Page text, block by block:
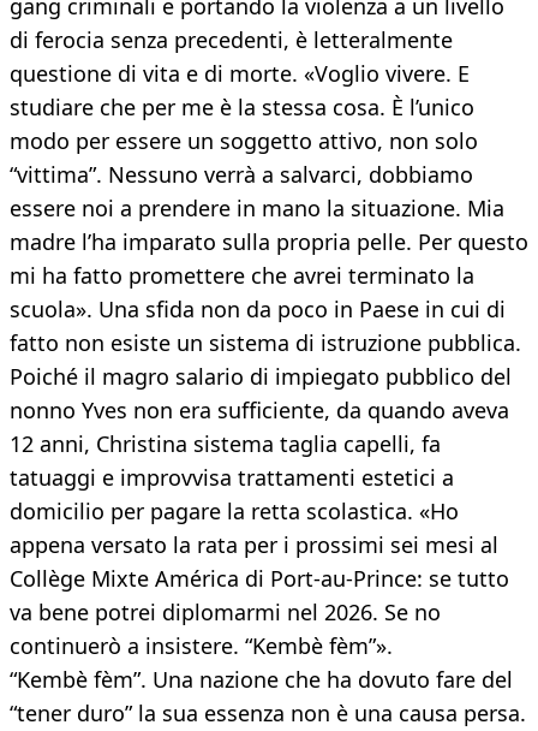
gang criminali e portando la violenza a un livello
di ferocia senza precedenti, è letteralmente
questione di vita e di morte. «Voglio vivere. E
studiare che per me è la stessa cosa. È l’unico
modo per essere un soggetto attivo, non solo
“vittima”. Nessuno verrà a salvarci, dobbiamo
essere noi a prendere in mano la situazione. Mia
madre l’ha imparato sulla propria pelle. Per questo
mi ha fatto promettere che avrei terminato la
scuola». Una sfida non da poco in Paese in cui di
fatto non esiste un sistema di istruzione pubblica.
Poiché il magro salario di impiegato pubblico del
nonno Yves non era sufficiente, da quando aveva
12 anni, Christina sistema taglia capelli, fa
tatuaggi e improvvisa trattamenti estetici a
domicilio per pagare la retta scolastica. «Ho
appena versato la rata per i prossimi sei mesi al
Collège Mixte América di Port-au-Prince: se tutto
va bene potrei diplomarmi nel 2026. Se no
continuerò a insistere. “Kembè fèm”».
“Kembè fèm”. Una nazione che ha dovuto fare del
“tener duro” la sua essenza non è una causa persa.